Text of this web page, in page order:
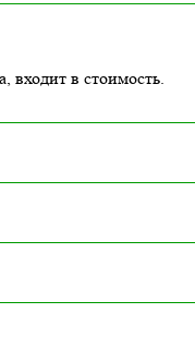
входит в стоимость.